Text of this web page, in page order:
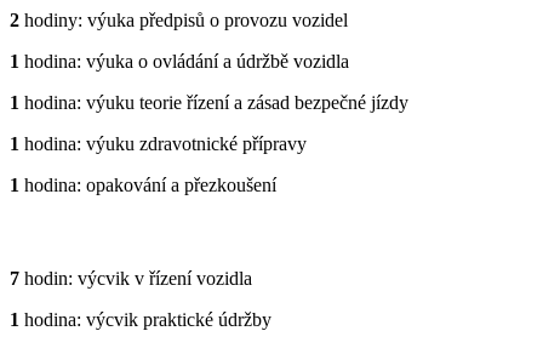
2 hodiny: výuka předpisů o provozu vozidel
1 hodina: výuka o ovládání a údržbě vozidla
1 hodina: výuku teorie řízení a zásad bezpečné jízdy
1 hodina: výuku zdravotnické přípravy
1 hodina: opakování a přezkoušení
7 hodin: výcvik v řízení vozidla
1 hodina: výcvik praktické údržby